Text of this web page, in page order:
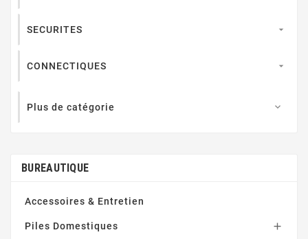
SECURITES 
CONNECTIQUES 
Plus de catégorie 
BUREAUTIQUE
Accessoires & Entretien
Piles Domestiques 